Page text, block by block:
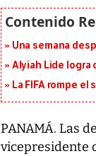
Una semana
Alyiah Lide logra
La FIFA rompe
PANAMÁ. Las
vicepresidente